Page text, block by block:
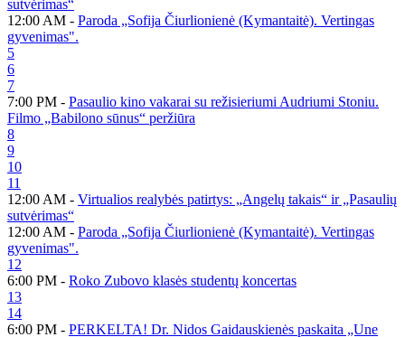
sutvėrimas“
12:00 AM - Paroda „Sofija Čiurlionienė (Kymantaitė). Vertingas
gyvenimas".
5
6
7
7:00 PM - Pasaulio kino vakarai su režisieriumi Audriumi Stoniu.
Filmo „Babilono sūnus“ peržiūra
8
9
10
11
12:00 AM - Virtualios realybės patirtys: „Angelų takais“ ir „Pasaulių
sutvėrimas“
12:00 AM - Paroda „Sofija Čiurlionienė (Kymantaitė). Vertingas
gyvenimas".
12
6:00 PM - Roko Zubovo klasės studentų koncertas
13
14
6:00 PM - PERKELTA! Dr. Nidos Gaidauskienės paskaita „Une